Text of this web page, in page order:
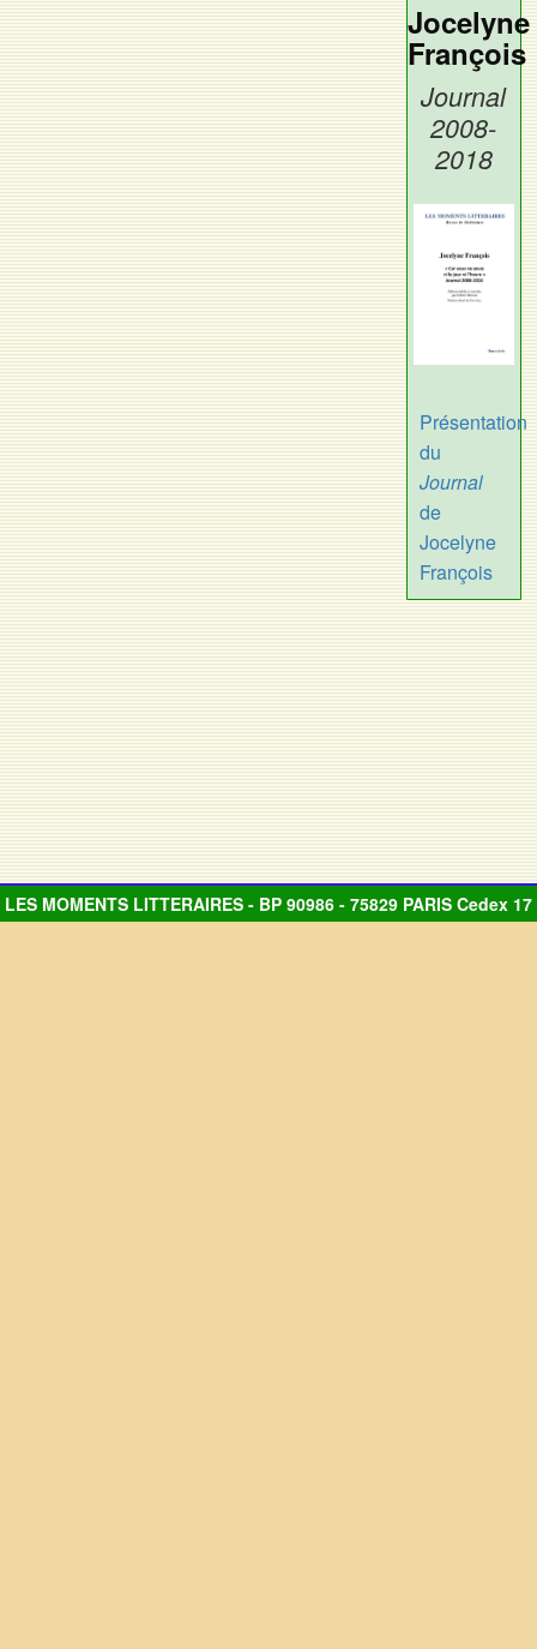
Jocelyne
François
Journal
2008-
2018
Présentation
du
Journal
de
Jocelyne
François
LES MOMENTS LITTERAIRES - BP 90986 - 75829 PARIS Cedex 17